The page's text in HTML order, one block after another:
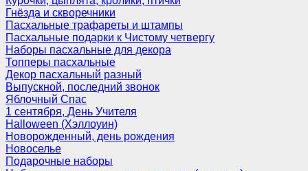
Гнёзда и скворечники
Пасхальные трафареты и штампы
Пасхальные подарки к Чистому четвергу
Наборы пасхальные для декора
Топперы пасхальные
Декор пасхальный разный
Выпускной, последний звонок
Яблочный Спас
1 сентября, День Учителя
Halloween (Хэллоуин)
Новорожденный, день рождения
Новоселье
Подарочные наборы